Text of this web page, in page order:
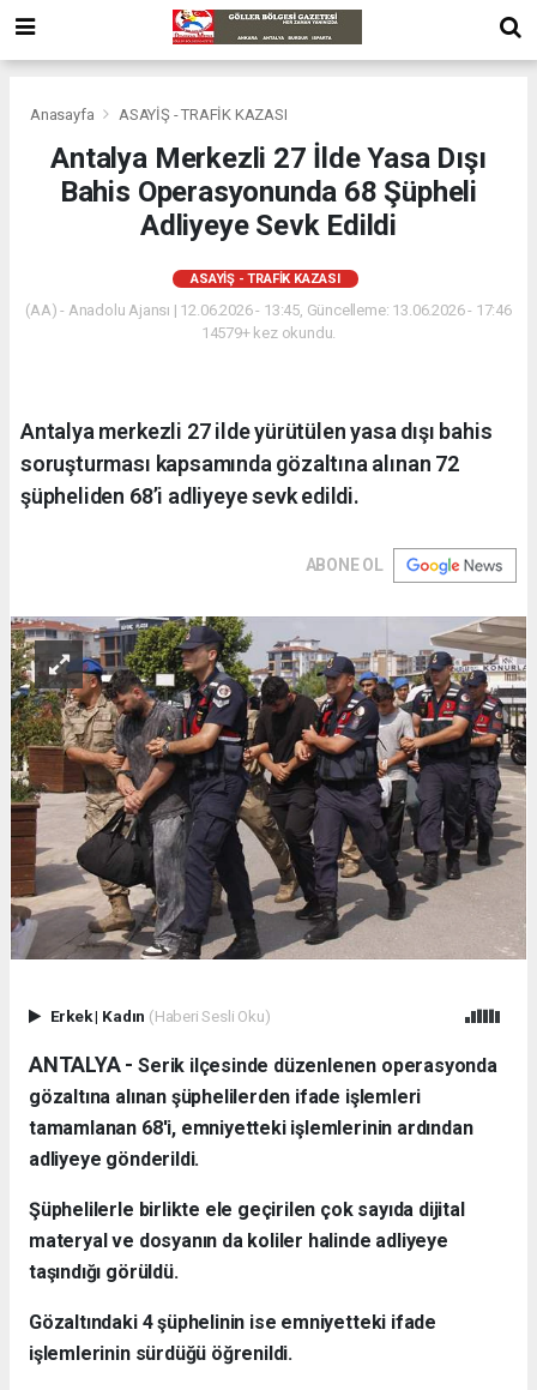
Anasayfa ASAYİŞ - TRAFİK KAZASI
Antalya Merkezli 27 İlde Yasa Dışı
Bahis Operasyonunda 68 Şüpheli
Adliyeye Sevk Edildi
ASAYİŞ - TRAFİK KAZASI
(AA) - Anadolu Ajansı | 12.06.2026 - 13:45, Güncelleme: 13.06.2026 - 17:46
14579+ kez okundu.
Antalya merkezli 27 ilde yürütülen yasa dışı bahis
soruşturması kapsamında gözaltına alınan 72
şüpheliden 68’i adliyeye sevk edildi.
ABONE OL
Erkek| Kadın (Haberi Sesli Oku)
ANTALYA -Serik ilçesinde düzenlenen operasyonda
gözaltına alınan şüphelilerden ifade işlemleri
tamamlanan 68'i, emniyetteki işlemlerinin ardından
adliyeye gönderildi.
Şüphelilerle birlikte ele geçirilen çok sayıda dijital
materyal ve dosyanın da koliler halinde adliyeye
taşındığı görüldü.
Gözaltındaki 4 şüphelinin ise emniyetteki ifade
işlemlerinin sürdüğü öğrenildi.